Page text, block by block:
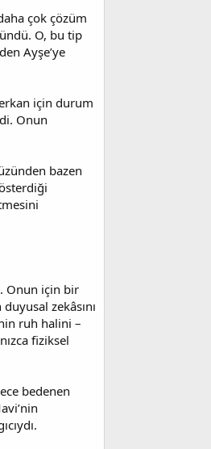
çok çözüm
O, bu tip
Ayşe’ye
için durum
Onun
bazen
Onun için bir
zekâsını
ruh halini –
fiziksel
bedenen